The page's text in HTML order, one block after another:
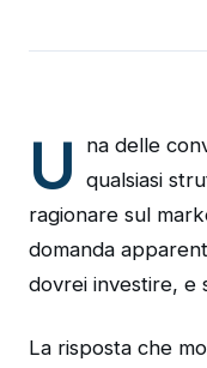
U
na delle
qualsiasi
ragionare sul
domanda
dovrei investire, e
La risposta che